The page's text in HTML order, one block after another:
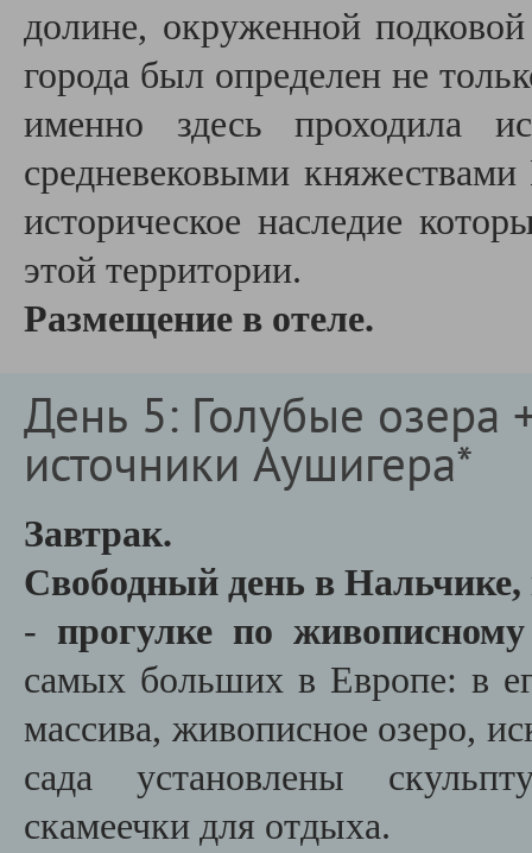
долине, окруженной
города был определен не
именно здесь проходила
средневековыми
историческое наследие
этой территории.
Размещение в отеле.
День 5: Голубые озера
источники Аушигера*
Завтрак.
Свободный день в Нальчике,
- прогулке по
самых больших в Европе: в
массива, живописное озеро,
сада установлены
скамеечки для отдыха.